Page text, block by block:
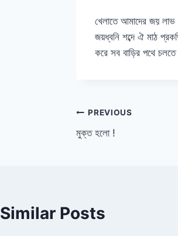
খেলাতে আমাদের জয় লাভ
জয়ধ্বনি শব্দে ঐ মাঠ
করে সব বাড়ির পথে
Post
navigation
PREVIOUS
মুক্ত হলো !
Similar Posts